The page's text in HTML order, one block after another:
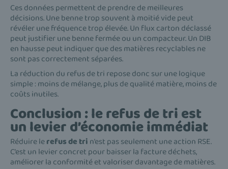
Ces données permettent de prendre de meilleures
décisions. Une benne trop souvent à moitié vide peut
révéler une fréquence trop élevée. Un flux carton déclassé
peut justifier une benne fermée ou un compacteur. Un DIB
en hausse peut indiquer que des matières recyclables ne
sont pas correctement séparées.
La réduction du refus de tri repose donc sur une logique
simple : moins de mélange, plus de qualité matière, moins de
coûts inutiles.
Conclusion : le refus de tri est
un levier d’économie immédiat
Réduire lerefus de tri n’est pas seulement une action RSE.
C’est un levier concret pour baisser la facture déchets,
améliorer la conformité et valoriser davantage de matières.